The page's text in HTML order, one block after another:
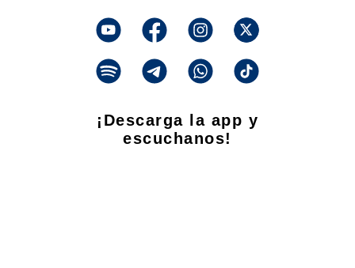
¡Descarga la app y
escuchanos!